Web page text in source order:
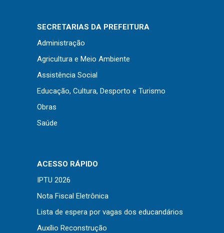
Dispensas e Inexigibilidades
Chamamentos Públicos
Leis, Decretos e Portarias
Cespro
Outros
SECRETARIAS DA PREFEITURA
Administração
Agricultura e Meio Ambiente
Assistência Social
Educação, Cultura, Desporto e Turismo
Obras
Saúde
ACESSO RÁPIDO
IPTU 2026
Nota Fiscal Eletrônica
Lista de espera por vagas dos educandários
Auxílio Reconstrução